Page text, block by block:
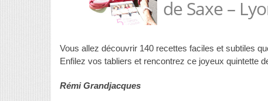
de Saxe –
Vous allez découvrir 140 recettes faciles et subtiles
Enfilez vos tabliers et rencontrez ce joyeux quintette
Rémi Grandjacques